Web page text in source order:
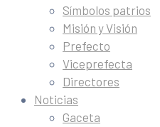
Símbolos patrios
Misión y Visión
Prefecto
Viceprefecta
Directores
Noticias
Gaceta